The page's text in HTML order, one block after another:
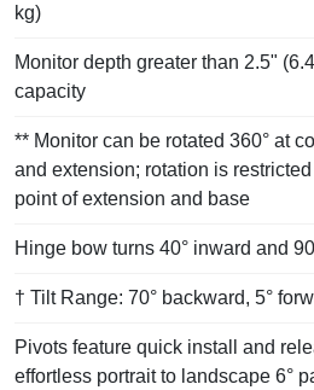
kg)
Monitor depth greater than 2.5"
capacity
** Monitor can be rotated 360° at
and extension; rotation is
point of extension and base
Hinge bow turns 40° inward and
† Tilt Range: 70° backward, 5°
Pivots feature quick install and
effortless portrait to landscape 6°